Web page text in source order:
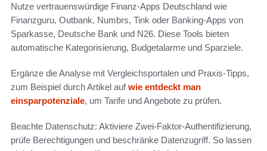
Nutze vertrauenswürdige Finanz-Apps Deutschland wie
Finanzguru, Outbank, Numbrs, Tink oder Banking-Apps von
Sparkasse, Deutsche Bank und N26. Diese Tools bieten
automatische Kategorisierung, Budgetalarme und Sparziele.
Ergänze die Analyse mit Vergleichsportalen und Praxis-Tipps,
zum Beispiel durch Artikel aufwie entdeckt man
einsparpotenziale, um Tarife und Angebote zu prüfen.
Beachte Datenschutz: Aktiviere Zwei-Faktor-Authentifizierung,
prüfe Berechtigungen und beschränke Datenzugriff. So lassen